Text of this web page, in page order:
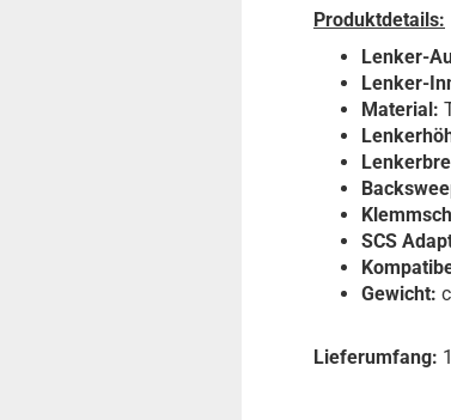
Produktdetails:
Lenker-
Lenker-
Material:
SCS
Gewicht:
Lieferumfang: